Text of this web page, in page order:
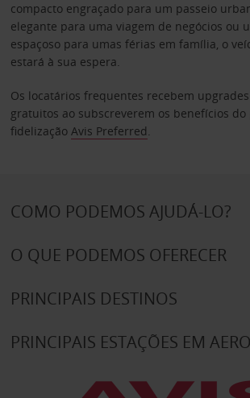
compacto engraçado para um passeio
elegante para uma viagem de negócios ou
espaçoso para umas férias em família, o
estará à sua espera.
Os locatários frequentes recebem
gratuitos ao subscreverem os benefícios
fidelização Avis Preferred.
COMO PODEMOS AJUDÁ-LO?
O QUE PODEMOS OFERECER
PRINCIPAIS DESTINOS
PRINCIPAIS ESTAÇÕES EM